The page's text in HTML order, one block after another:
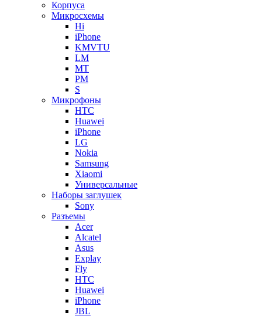
Корпуса
Микросхемы
Hi
iPhone
KMVTU
LM
MT
PM
S
Микрофоны
HTC
Huawei
iPhone
LG
Nokia
Samsung
Xiaomi
Универсальные
Наборы заглушек
Sony
Разъемы
Acer
Alcatel
Asus
Explay
Fly
HTC
Huawei
iPhone
JBL